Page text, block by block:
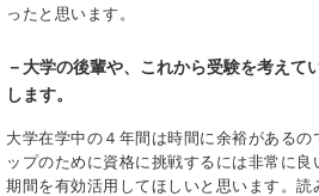
ったと思います。
－大学の後輩や、これから受験を考えて
します。
大学在学中の４年間は時間に余裕がある
ップのために資格に挑戦するには非常に
期間を有効活用してほしいと思います。